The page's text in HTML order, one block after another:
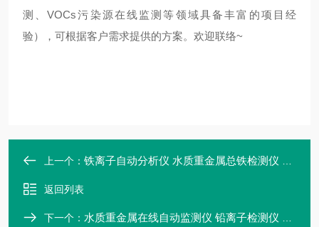
测、VOCs污染源在线监测等领域具备丰富的项目经
验），可根据客户需求提供的方案。欢迎联络~
上一个： 铁离子自动分析仪 水质重金属总铁检测仪 上海麦越在线监测仪
返回列表
下一个： 水质重金属在线自动监测仪 铅离子检测仪 水质在线分析仪